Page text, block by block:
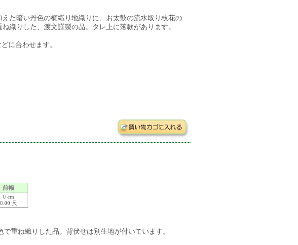
た暗い丹色の櫛織り地織りに、お太鼓の流水取り枝花の
織りした、渡文謹製の品。タレ上に落款があります。
に合わせます。
前幅
0 cm
0.00 尺
重ね織りした品。背伏せは別生地が付いています。